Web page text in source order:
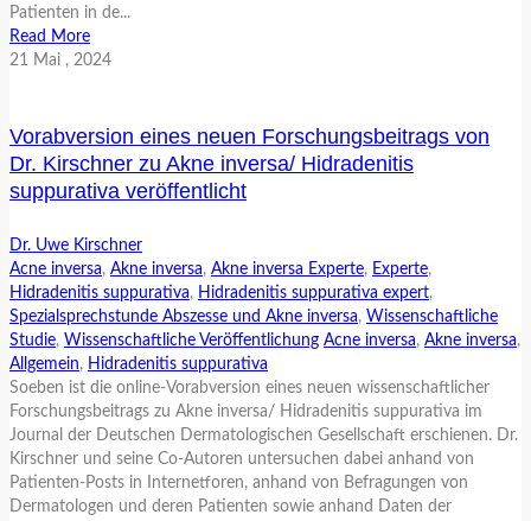
Patienten in de...
Read More
21
Mai , 2024
Vorabversion eines neuen Forschungsbeitrags von
Dr. Kirschner zu Akne inversa/ Hidradenitis
suppurativa veröffentlicht
Dr. Uwe Kirschner
Acne inversa, Akne inversa, Akne inversa Experte, Experte,
Hidradenitis suppurativa, Hidradenitis suppurativa expert,
Spezialsprechstunde Abszesse und Akne inversa, Wissenschaftliche
Studie, Wissenschaftliche Veröffentlichung Acne inversa, Akne inversa,
Allgemein, Hidradenitis suppurativa
Soeben ist die online-Vorabversion eines neuen wissenschaftlicher
Forschungsbeitrags zu Akne inversa/ Hidradenitis suppurativa im
Journal der Deutschen Dermatologischen Gesellschaft erschienen. Dr.
Kirschner und seine Co-Autoren untersuchen dabei anhand von
Patienten-Posts in Internetforen, anhand von Befragungen von
Dermatologen und deren Patienten sowie anhand Daten der